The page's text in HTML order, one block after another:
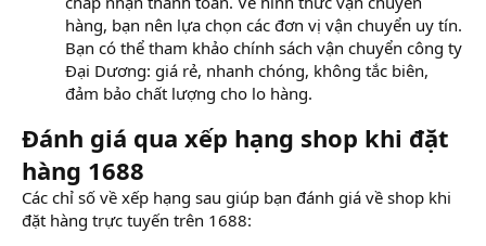
hàng, bạn nên lựa chọn các đơn vị vận chuyển uy tín.
Bạn có thể tham khảo chính sách vận chuyển công ty
Đại Dương: giá rẻ, nhanh chóng, không tắc biên,
đảm bảo chất lượng cho lo hàng.
Đánh giá qua xếp hạng shop khi đặt
hàng 1688
Các chỉ số về xếp hạng sau giúp bạn đánh giá về shop khi
đặt hàng trực tuyến trên 1688: